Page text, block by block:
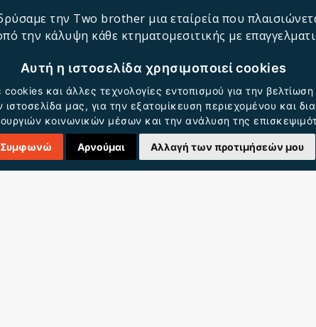
Αυτή η ιστοσελίδα χρησιμοποιεί cookies
και άλλες τεχνολογίες εντοπισμού για την βελτίωση
ιστοσελίδα μας, για την εξατομίκευση περιεχομένου και
κοινωνικών μέσων και την ανάλυση της
Συμφωνώ Αρνούμαι Αλλαγή των προτιμήσεών μου
την Two brother μια εταίρεία που
την κάλυψη κάθε κτηματομεσιτικής με
Ακινήτου